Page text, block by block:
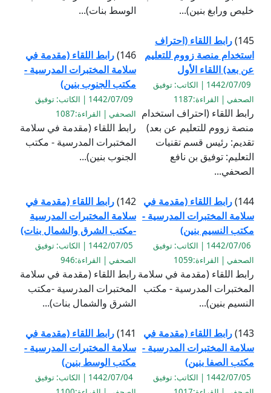
خليص ورابغ بنين)...
الوسط بنات)...
145) رابط اللقاء (احتراف
استخدام منصة زووم للتعليم
عن بعد) اللقاء الأول
1442/07/09 | الكاتب: توفيق
الصحفي | القراءة:1187
رابط اللقاء (احتراف استخدام
منصة زووم للتعليم عن بعد)
تقديم: رئيس قسم تقنيات
التعليم: توفيق بن نافع
الصحفي...
146) رابط اللقاء (مقدمة في
سلامة المختبرات المدرسية -
مكتب الجنوب بنين)
1442/07/09 | الكاتب: توفيق
الصحفي | القراءة:1087
رابط اللقاء (مقدمة في سلامة
المختبرات المدرسية - مكتب
الجنوب بنين)...
144) رابط اللقاء (مقدمة في
سلامة المختبرات المدرسية -
مكتب النسيم بنين)
1442/07/06 | الكاتب: توفيق
الصحفي | القراءة:1059
رابط اللقاء (مقدمة في سلامة
المختبرات المدرسية - مكتب
النسيم بنين)...
142) رابط اللقاء (مقدمة في
سلامة المختبرات المدرسية
-مكتب الشرق والشمال بنات)
1442/07/05 | الكاتب: توفيق
الصحفي | القراءة:946
رابط اللقاء (مقدمة في سلامة
المختبرات المدرسية -مكتب
الشرق والشمال بنات)...
143) رابط اللقاء (مقدمة في
سلامة المختبرات المدرسية -
مكتب الصفا بنين)
1442/07/05 | الكاتب: توفيق
141) رابط اللقاء (مقدمة في
سلامة المختبرات المدرسية -
مكتب الوسط بنين)
1442/07/04 | الكاتب: توفيق